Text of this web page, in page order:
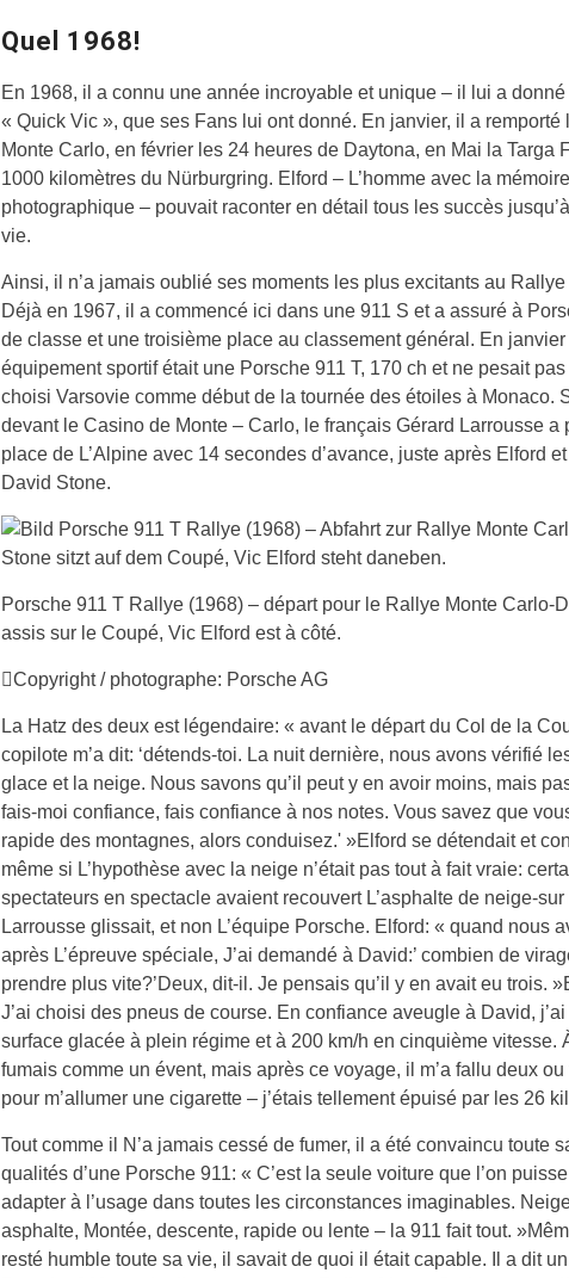
Quel 1968!
En 1968, il a connu une année incroyable et unique – il lui a
« Quick Vic », que ses Fans lui ont donné. En janvier, il a remporté
Monte Carlo, en février les 24 heures de Daytona, en Mai la Targa
1000 kilomètres du Nürburgring. Elford – L’homme avec la mémoire
photographique – pouvait raconter en détail tous les succès
vie.
Ainsi, il n’a jamais oublié ses moments les plus excitants au
Déjà en 1967, il a commencé ici dans une 911 S et a assuré à
de classe et une troisième place au classement général. En janvier
équipement sportif était une Porsche 911 T, 170 ch et ne pesait
choisi Varsovie comme début de la tournée des étoiles à Monaco.
devant le Casino de Monte – Carlo, le français Gérard Larrousse a
place de L’Alpine avec 14 secondes d’avance, juste après Elford
David Stone.
Porsche 911 T Rallye (1968) – départ pour le Rallye Monte Carlo-
assis sur le Coupé, Vic Elford est à côté.
Copyright / photographe: Porsche AG
La Hatz des deux est légendaire: « avant le départ du Col de la
copilote m’a dit: ‘détends-toi. La nuit dernière, nous avons vérifié
glace et la neige. Nous savons qu’il peut y en avoir moins, mais
fais-moi confiance, fais confiance à nos notes. Vous savez que
rapide des montagnes, alors conduisez.' »Elford se détendait et
même si L’hypothèse avec la neige n’était pas tout à fait vraie:
spectateurs en spectacle avaient recouvert L’asphalte de neige-sur
Larrousse glissait, et non L’équipe Porsche. Elford: « quand nous
après L’épreuve spéciale, J’ai demandé à David:’ combien de
prendre plus vite?’Deux, dit-il. Je pensais qu’il y en avait eu trois.
J’ai choisi des pneus de course. En confiance aveugle à David,
surface glacée à plein régime et à 200 km/h en cinquième vitesse.
fumais comme un évent, mais après ce voyage, il m’a fallu deux
pour m’allumer une cigarette – j’étais tellement épuisé par les 26
Tout comme il N’a jamais cessé de fumer, il a été convaincu toute
qualités d’une Porsche 911: « C’est la seule voiture que l’on
adapter à l’usage dans toutes les circonstances imaginables.
asphalte, Montée, descente, rapide ou lente – la 911 fait tout.
resté humble toute sa vie, il savait de quoi il était capable. Il a dit